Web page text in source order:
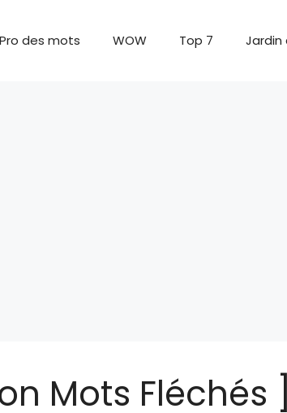
Pro des mots WOW Top 7 Jardin
Mots Fléchés ]